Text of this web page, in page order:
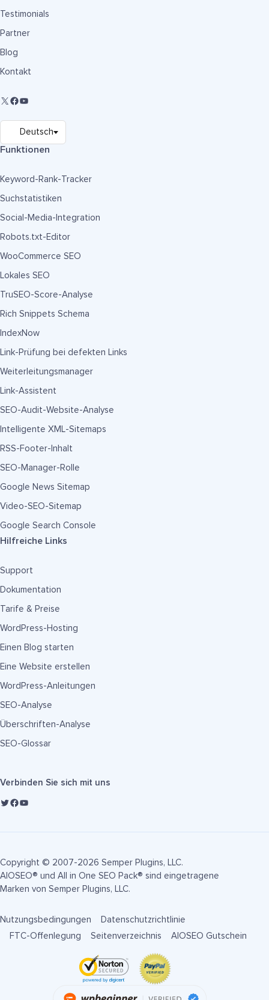
Testimonials
Partner
Blog
Kontakt
Funktionen
Keyword-Rank-Tracker
Suchstatistiken
Social-Media-Integration
Robots.txt-Editor
WooCommerce SEO
Lokales SEO
TruSEO-Score-Analyse
Rich Snippets Schema
IndexNow
Link-Prüfung bei defekten Links
Weiterleitungsmanager
Link-Assistent
SEO-Audit-Website-Analyse
Intelligente XML-Sitemaps
RSS-Footer-Inhalt
SEO-Manager-Rolle
Google News Sitemap
Video-SEO-Sitemap
Google Search Console
Hilfreiche Links
Support
Dokumentation
Tarife & Preise
WordPress-Hosting
Einen Blog starten
Eine Website erstellen
WordPress-Anleitungen
SEO-Analyse
Überschriften-Analyse
SEO-Glossar
Verbinden Sie sich mit uns
Copyright © 2007-2026 Semper Plugins, LLC.
AIOSEO® und All in One SEO Pack® sind eingetragene
Marken von Semper Plugins, LLC.
Nutzungsbedingungen
Datenschutzrichtlinie
FTC-Offenlegung
Seitenverzeichnis AIOSEO Gutschein